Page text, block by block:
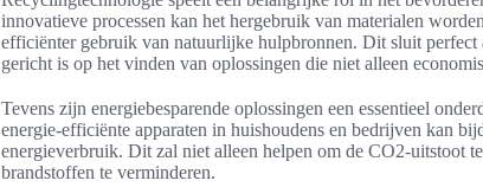
innovatieve processen kan het hergebruik van materialen
efficiënter gebruik van natuurlijke hulpbronnen. Dit sluit
gericht is op het vinden van oplossingen die niet alleen
Tevens zijn energiebesparende oplossingen een essentieel
energie-efficiënte apparaten in huishoudens en bedrijven kan
energieverbruik. Dit zal niet alleen helpen om de CO2-uitstoot
brandstoffen te verminderen.